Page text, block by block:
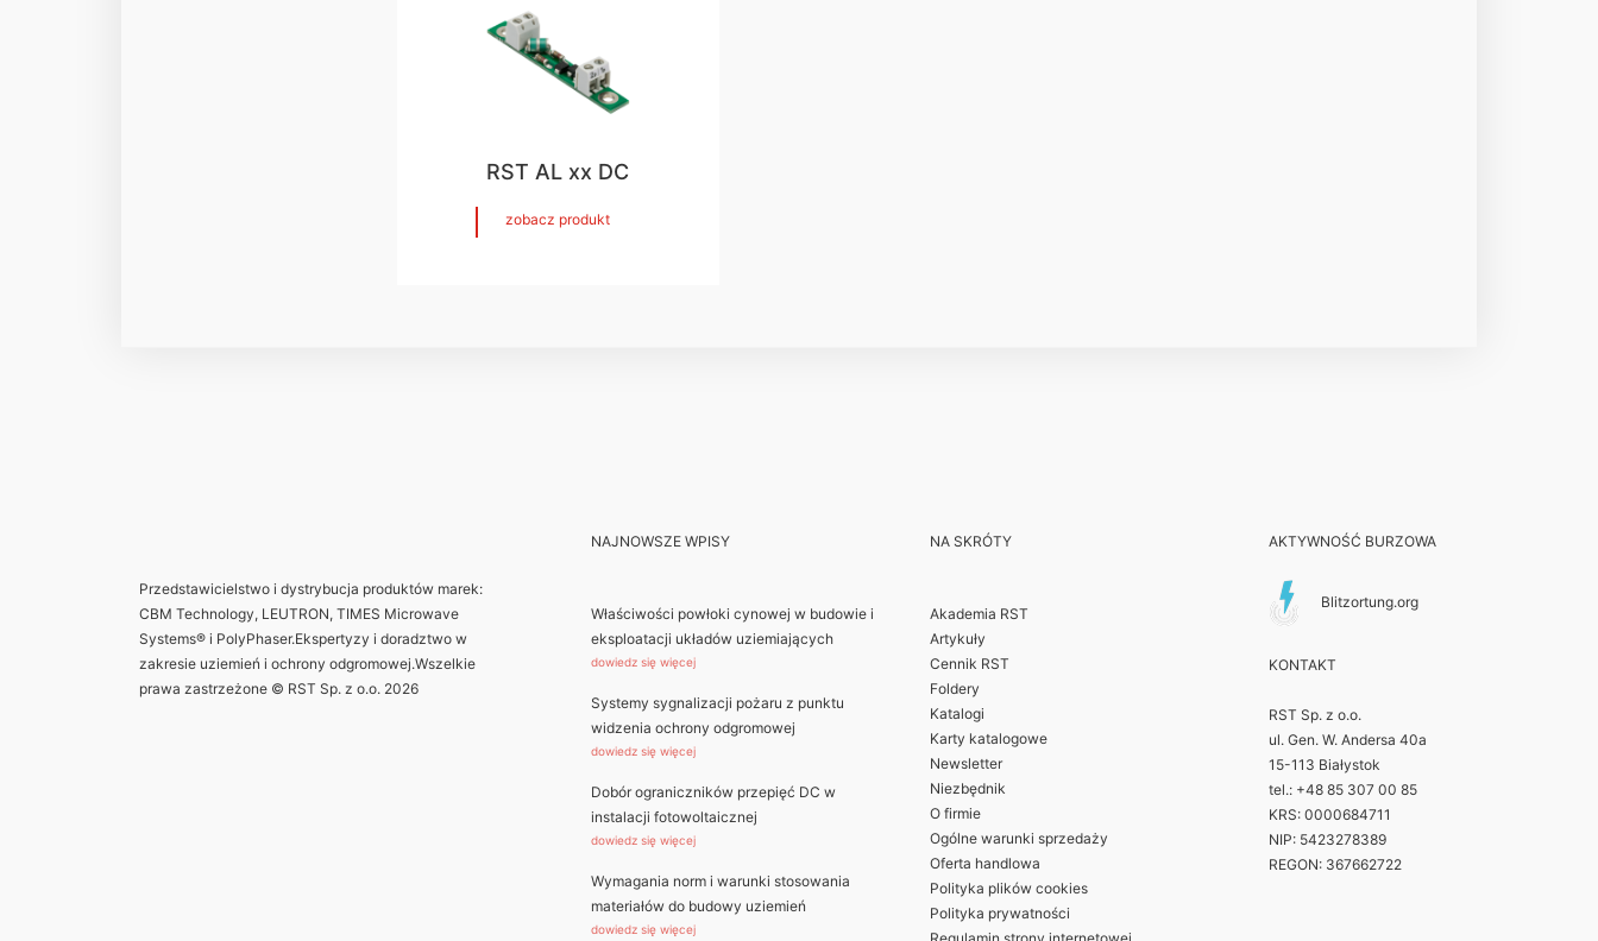
RST AL xx DC
zobacz produkt
Przedstawicielstwo i dystrybucja produktów marek:
CBM Technology, LEUTRON, TIMES Microwave
Systems® i PolyPhaser.Ekspertyzy i doradztwo w
zakresie uziemień i ochrony odgromowej.Wszelkie
prawa zastrzeżone © RST Sp. z o.o. 2026
NAJNOWSZE WPISY
Właściwości powłoki cynowej w budowie i
eksploatacji układów uziemiających
dowiedz się więcej
Systemy sygnalizacji pożaru z punktu
widzenia ochrony odgromowej
dowiedz się więcej
Dobór ograniczników przepięć DC w
instalacji fotowoltaicznej
dowiedz się więcej
Wymagania norm i warunki stosowania
materiałów do budowy uziemień
dowiedz się więcej
NA SKRÓTY
Akademia RST
Artykuły
Cennik RST
Foldery
Katalogi
Karty katalogowe
Newsletter
Niezbędnik
O firmie
Ogólne warunki sprzedaży
Oferta handlowa
Polityka plików cookies
Polityka prywatności
AKTYWNOŚĆ BURZOWA
Blitzortung.org
KONTAKT
RST Sp. z o.o.
ul. Gen. W. Andersa 40a
15-113 Białystok
tel.: +48 85 307 00 85
KRS: 0000684711
NIP: 5423278389
REGON: 367662722